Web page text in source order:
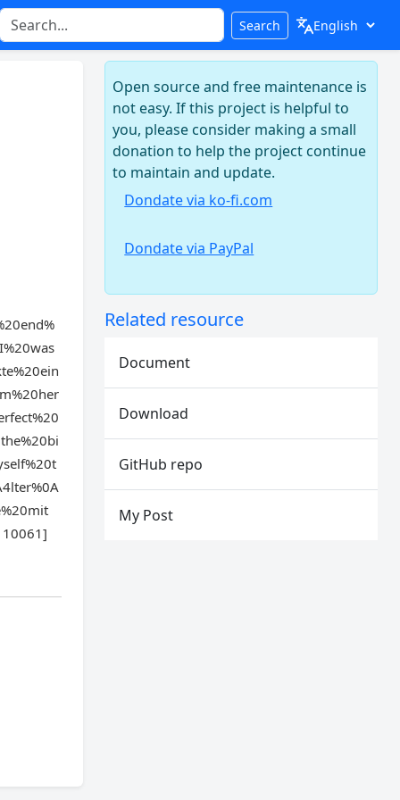
Search
10061]
Open source and free maintenance is
not easy. If this project is helpful to
you, please consider making a small
donation to help the project continue
to maintain and update.
Dondate via ko-fi.com
Dondate via PayPal
Related resource
Document
Download
GitHub repo
My Post